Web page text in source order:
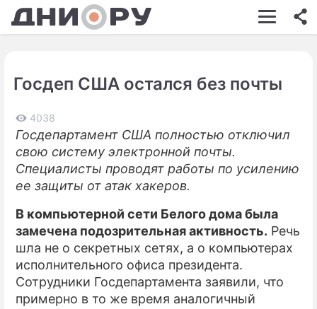
ШОУ-БИЗНЕС
КИНО
ЗДОРОВЬЕ
ЭКОНОМИКА
СОННИК
СТИЛЬ ЖИЗНИ
СЕРИАЛЫ
Госдеп США остался без почты
4038
Госдепартамент США полностью отключил
свою систему электронной почты.
Специалисты проводят работы по усилению
ее защиты от атак хакеров.
В компьютерной сети Белого дома была
замечена подозрительная активность. Речь
шла не о секретных сетях, а о компьютерах
исполнительного офиса президента.
Сотрудники Госдепартамента заявили, что
примерно в то же время аналогичный